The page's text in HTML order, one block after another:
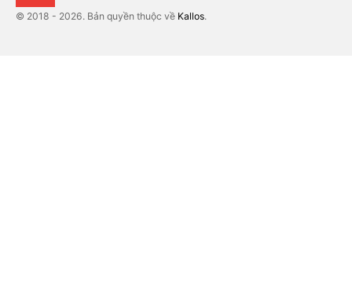
© 2018 - 2026. Bản quyền thuộc về Kallos.